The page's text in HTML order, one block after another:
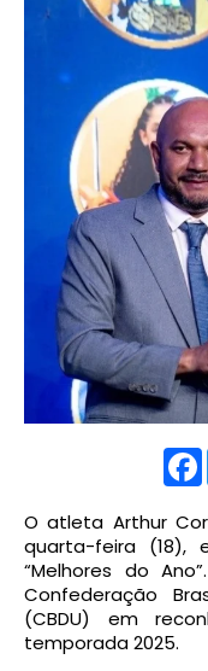
O atleta Arthur
quarta-feira (18),
“Melhores do
Confederação
(CBDU) em
temporada 2025.